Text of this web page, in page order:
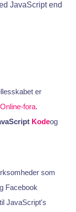
JavaScript end
er
Online-fora.
Kodeog
som
Facebook
JavaScript's